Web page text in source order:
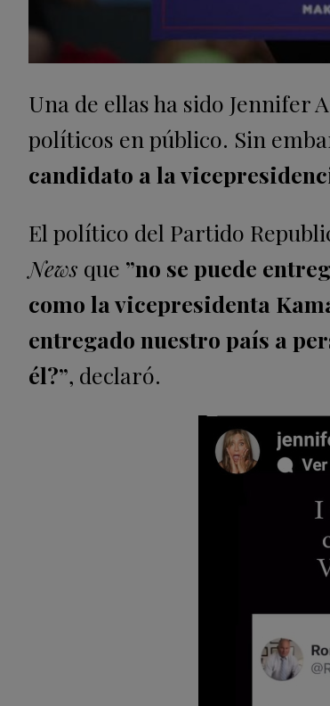
Una de ellas ha sido Jennifer
políticos en público. Sin
candidato a la
El político del Partido
News que ”no se puede
como la vicepresidenta
entregado nuestro país a
él?”, declaró.